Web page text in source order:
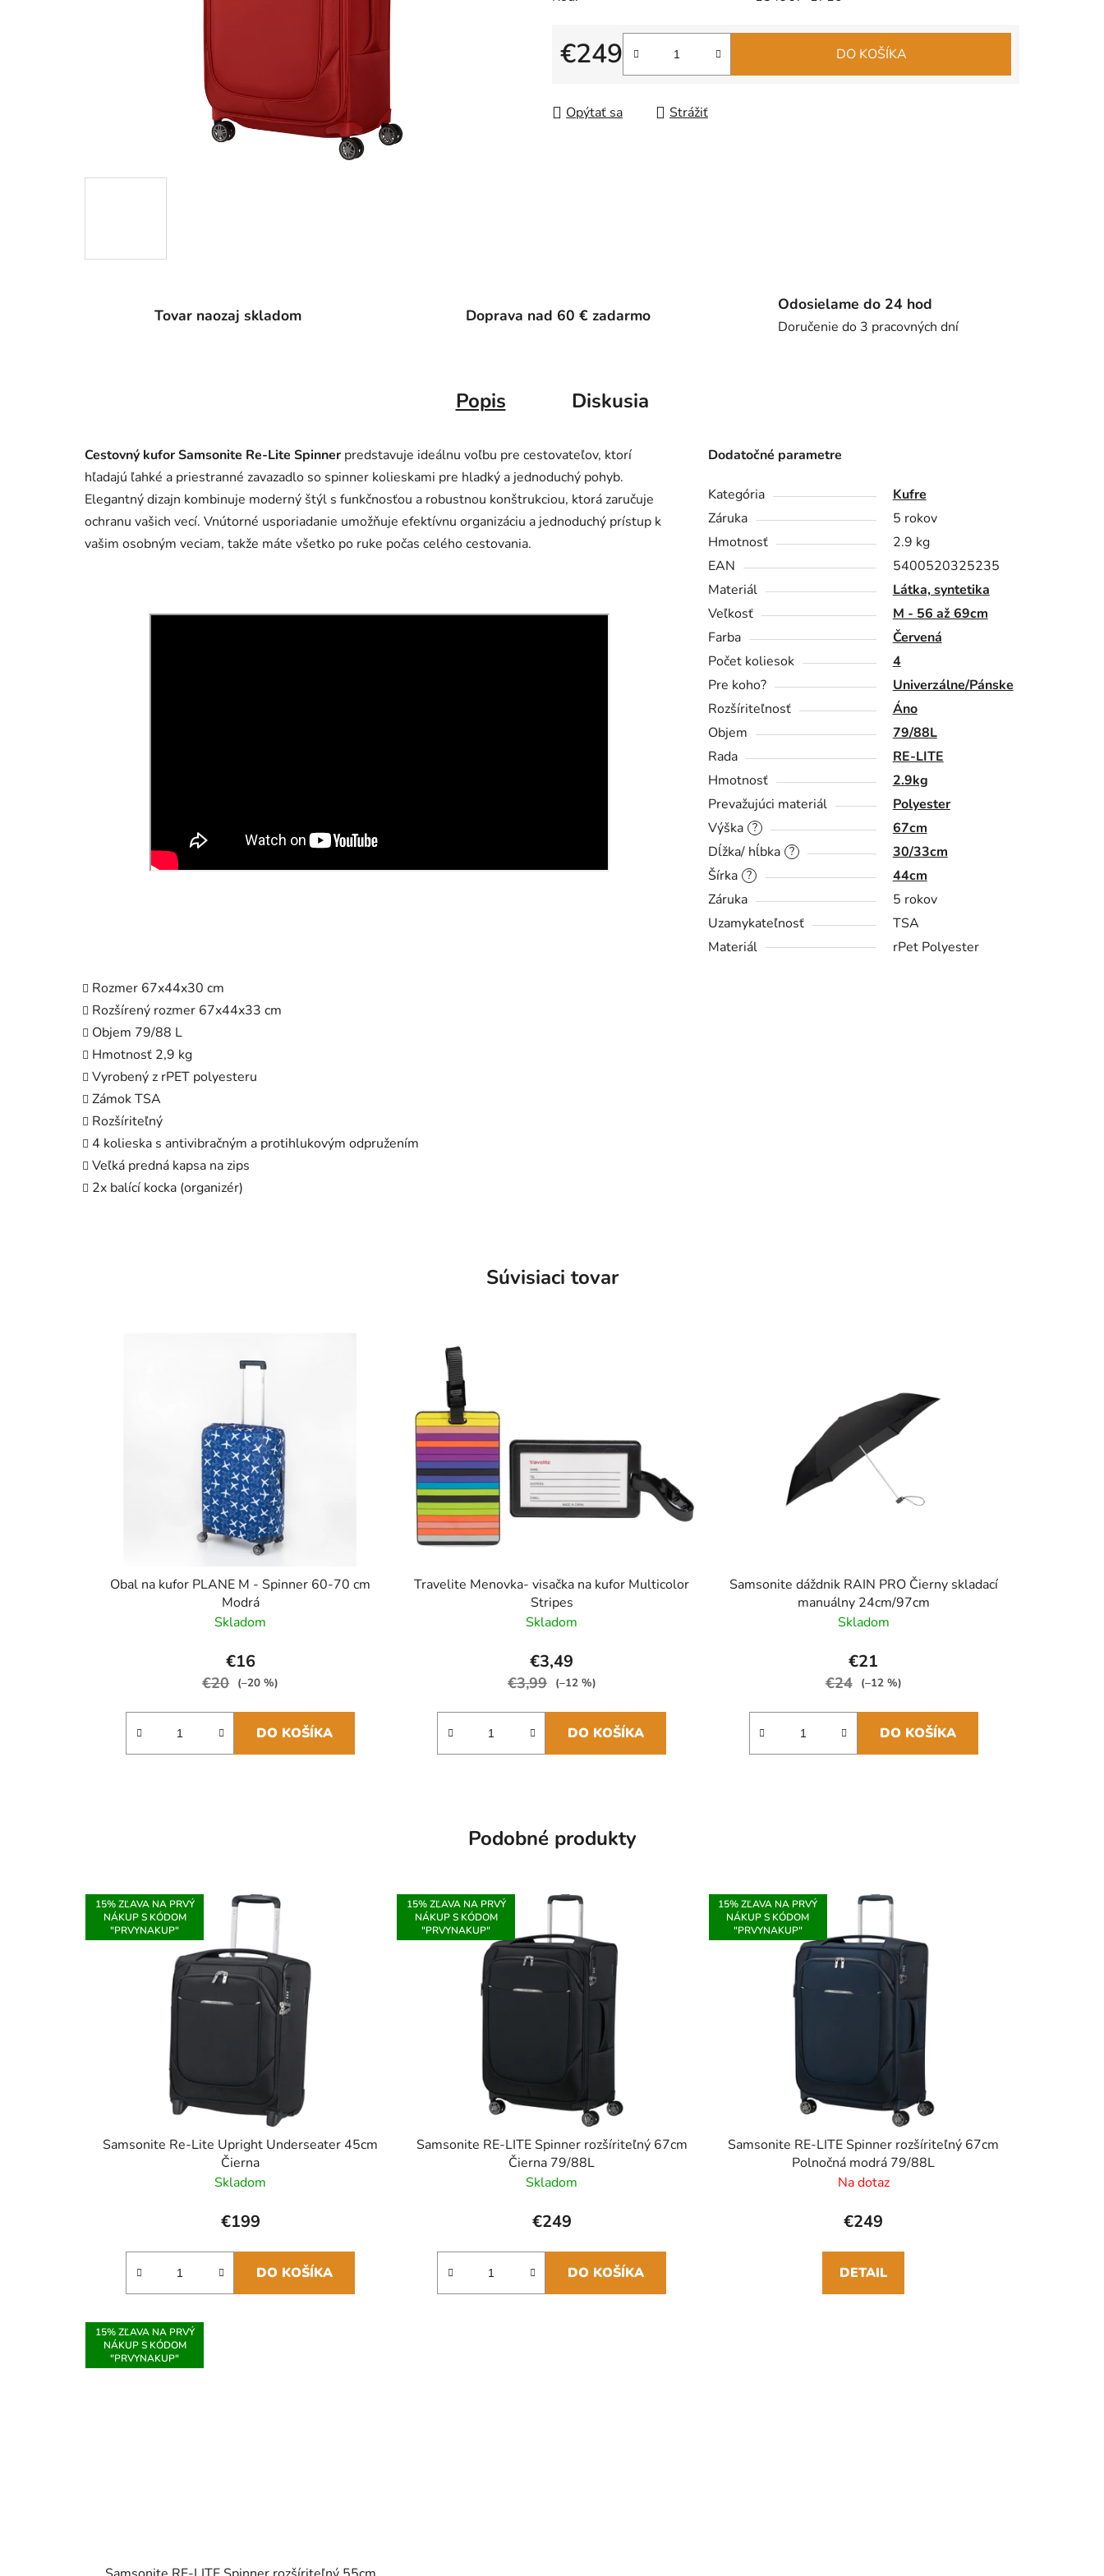
€249
Jednotková cena:
DO KOŠÍKA
Opýtať sa Strážiť
Tovar naozaj skladom Doprava nad 60 € zadarmo
Odosielame do 24 hod
Doručenie do 3 pracovných dní
Popis Diskusia
Cestovný kufor Samsonite Re-Lite Spinner predstavuje ideálnu voľbu pre cestovateľov, ktorí
hľadajú ľahké a priestranné zavazadlo so spinner kolieskami pre hladký a jednoduchý pohyb.
Elegantný dizajn kombinuje moderný štýl s funkčnosťou a robustnou konštrukciou, ktorá zaručuje
ochranu vašich vecí. Vnútorné usporiadanie umožňuje efektívnu organizáciu a jednoduchý prístup k
vašim osobným veciam, takže máte všetko po ruke počas celého cestovania.
Rozmer 67x44x30 cm
Rozšírený rozmer 67x44x33 cm
Objem 79/88 L
Hmotnosť 2,9 kg
Vyrobený z rPET polyesteru
Zámok TSA
Rozšíriteľný
4 kolieska s antivibračným a protihlukovým odpružením
Veľká predná kapsa na zips
2x balící kocka (organizér)
Dodatočné parametre
Kategória
Kufre
Záruka
5 rokov
Hmotnosť
2.9 kg
EAN
5400520325235
Materiál
Látka, syntetika
Veľkosť
M - 56 až 69cm
Farba
Červená
Počet koliesok
4
Pre koho?
Univerzálne/Pánske
Rozšíriteľnosť
Áno
Objem
79/88L
Rada
RE-LITE
Hmotnosť
2.9kg
Prevažujúci materiál
Polyester
?
Výška 67cm
?
Dĺžka/ hĺbka 30/33cm
?
Šírka
44cm
Záruka
5 rokov
Uzamykateľnosť
TSA
Materiál
rPet Polyester
Súvisiaci tovar
Obal na kufor PLANE M - Spinner 60-70 cm
Modrá
Skladom
€16
€20 (–20 %)
DO KOŠÍKA
Travelite Menovka- visačka na kufor Multicolor
Stripes
Skladom
€3,49
€3,99 (–12 %)
DO KOŠÍKA
Samsonite dáždnik RAIN PRO Čierny skladací
manuálny 24cm/97cm
Skladom
€21
€24 (–12 %)
DO KOŠÍKA
Podobné produkty
15% ZĽAVA NA PRVÝ
NÁKUP S KÓDOM
"PRVYNAKUP"
Samsonite Re-Lite Upright Underseater 45cm
Čierna
Skladom
€199
DO KOŠÍKA
15% ZĽAVA NA PRVÝ
NÁKUP S KÓDOM
"PRVYNAKUP"
Samsonite RE-LITE Spinner rozšíriteľný 67cm
Čierna 79/88L
Skladom
€249
DO KOŠÍKA
15% ZĽAVA NA PRVÝ
NÁKUP S KÓDOM
"PRVYNAKUP"
Samsonite RE-LITE Spinner rozšíriteľný 67cm
Polnočná modrá 79/88L
Na dotaz
€249
DETAIL
15% ZĽAVA NA PRVÝ
NÁKUP S KÓDOM
"PRVYNAKUP"